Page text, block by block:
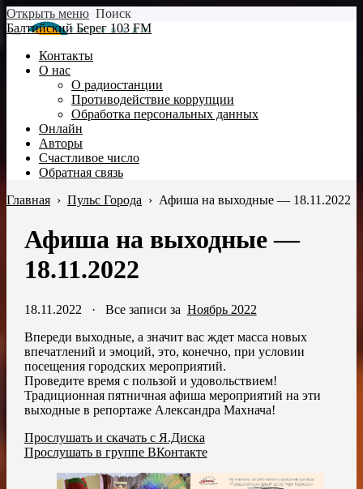
Открыть меню Поиск
Балтийский Берег 103 FM
Контакты
О нас
О радиостанции
Противодействие коррупции
Обработка персональных данных
Онлайн
Авторы
Счастливое число
Обратная связь
Главная › Пульс Города › Афиша на выходные — 18.11.2022
Афиша на выходные —
18.11.2022
18.11.2022 · Все записи за Ноябрь 2022
Впереди выходные, а значит вас ждет масса новых
впечатлений и эмоций, это, конечно, при условии
посещения городских мероприятий.
Проведите время с пользой и удовольствием!
Традиционная пятничная афиша мероприятий на эти
выходные в репортаже Александра Махнача!
Прослушать и скачать с Я.Диска
Прослушать в группе ВКонтакте